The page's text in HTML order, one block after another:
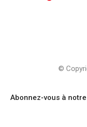
©
Abonnez-vous à